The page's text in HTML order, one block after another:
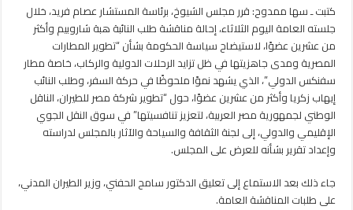
مناقشة
سياسة
الحكومة
بشأن
تطوير
المطارات
للجنة
السياحة
مغلقة
كتبت ـ سها ممدوح: قرر مجلس الشيوخ، برئاسة المستشار عصام فريد، خلال
جلسته العامة اليوم الثلاثاء، إحالة مناقشة طلب النائبة هبة شاروبيم وأكثر
من عشرين عضوًا، لاستيضاح سياسة الحكومة بشأن “تطوير المطارات
المصرية ومدى جاهزيتها في ظل تزايد الرحلات الدولية والركاب، خاصة مطار
سفنكس الدولي”، الذي يشهد نموًا ملحوظًا في حركة السفر، وطلب النائب
إيهاب زكريا وأكثر من عشرين عضوًا، حول “تطوير شركة مصر للطيران، الناقل
الوطني لجمهورية مصر العربية، لتعزيز تنافسيتها” في سوق النقل الجوي
الإقليمي والدولي، إلى لجنة الثقافة والسياحة والآثار بالمجلس لدراسته
وإعداد تقرير بشأنه للعرض على المجلس.
جاء ذلك بعد الاستماع إلى تعليق الدكتور سامح الحفني، وزير الطيران المدني،
على طلبات المناقشة العامة.